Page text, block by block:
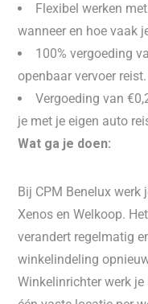
Flexibel werken
wanneer en hoe vaak
100% vergoeding
openbaar vervoer reist.
Vergoeding van
je met je eigen auto
Wat ga je doen:
Bij CPM Benelux
Xenos en Welkoop.
verandert regelmatig
winkelindeling
Winkelinrichter werk je